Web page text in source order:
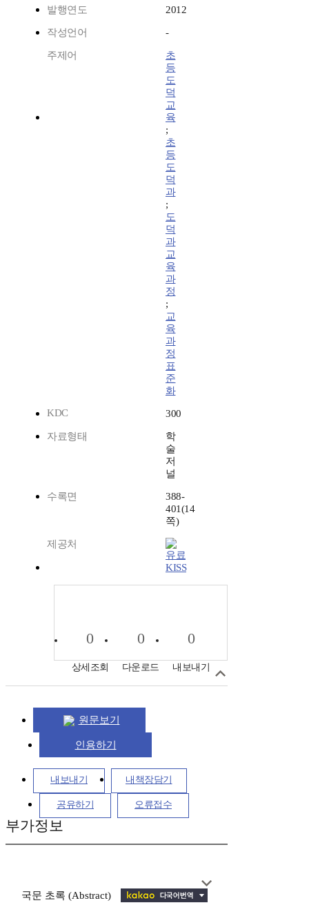
발행연도 2012
작성언어 -
주제어
초
등
도
덕
교
육
;
초
등
도
덕
과
;
도
덕
과
교
육
과
정
;
교
육
과
정
표
준
화
KDC
300
자료형태
학
술
저
널
수록면
388-
401(14
쪽)
제공처
KISS
0
상세조회
0
다운로드
0
내보내기
원문보기
인용하기
내보내기 내책장담기
공유하기 오류접수
부가정보
국문 초록 (Abstract)